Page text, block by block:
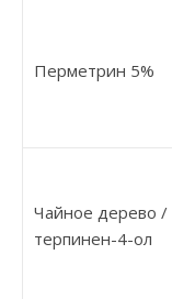
Перметрин 5%
Чайное дерево /
терпинен-4-ол